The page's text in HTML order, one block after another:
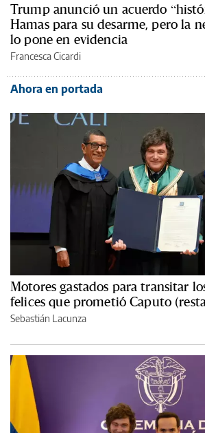
Trump anunció un acuerdo
Hamas para su desarme, pero la
lo pone en evidencia
Francesca Cicardi
Ahora en portada
Motores gastados para transitar
felices que prometió Caputo
Sebastián Lacunza